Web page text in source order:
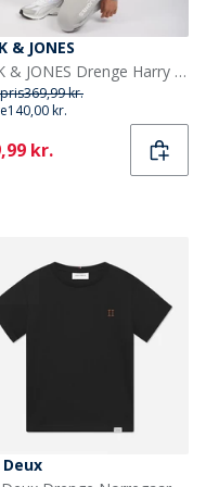
& JONES
JACK & JONES Drenge Harry Træningstøj Alloy
369,99 kr.
140,00 kr.
kr.
Deux